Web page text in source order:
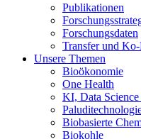
Publikationen
Forschungsdaten
Transfer und
Unsere Themen
Bioökonomie
One Health
KI, Data
Biobasierte
Biokohle